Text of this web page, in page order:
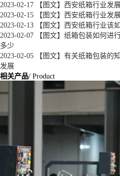
2023-02-17 【图文】西安纸箱行业发
2023-02-15 【图文】西安纸箱行业发
2023-02-13 【图文】西安纸箱行业该
2023-02-07 【图文】纸箱包装如何进
多少
2023-02-05 【图文】有关纸箱包装的
发展
相关产品/ Product